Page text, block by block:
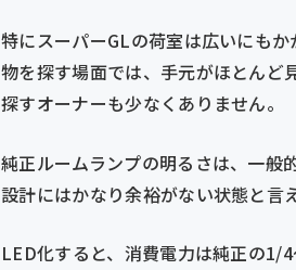
特にスーパーGLの荷室は広いにも
物を探す場面では、手元がほとんど
探すオーナーも少なくありません。
純正ルームランプの明るさは、一般
設計にはかなり余裕がない状態と言え
LED化すると、消費電力は純正の1/